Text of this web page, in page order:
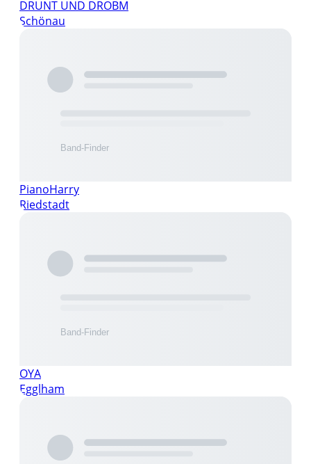
DRUNT UND DROBM
Schönau
PianoHarry
Riedstadt
OYA
Egglham